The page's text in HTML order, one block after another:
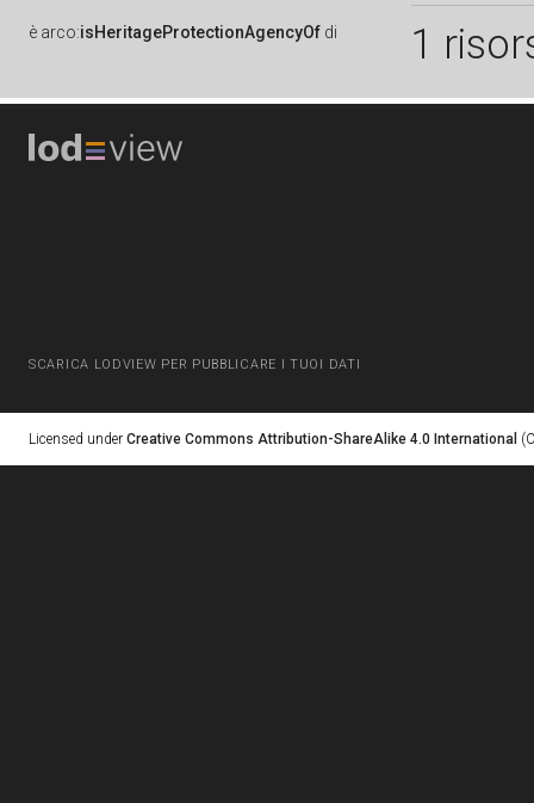
è arco:isHeritageProtectionAgencyOf di 1
SCARICA LODVIEW PER PUBBLICARE I TUOI DATI
Licensed under Creative Commons Attribution-ShareAlike 4.0 International